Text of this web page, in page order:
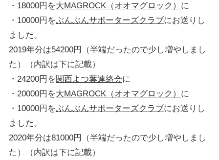
・18000円を大MAGROCK（オオマグロック） に
・10000円をぶんぶんサポーターズクラブにお送りし
ました。
2019年分は54200円（半端だったので少し増やしまし
た）（内訳は下に記載）
・24200円を関西よつ葉連絡会に
・20000円を大MAGROCK（オオマグロック） に
・10000円をぶんぶんサポーターズクラブにお送りし
ました。
2020年分は81000円（半端だったので少し増やしまし
た）（内訳は下に記載）